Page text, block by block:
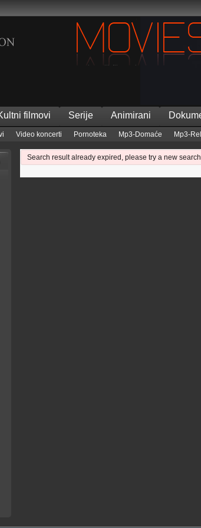
filmovi Serije Animirani
Video koncerti Pornoteka Mp3-Domaće Mp3-
Search result already expired, please try a new